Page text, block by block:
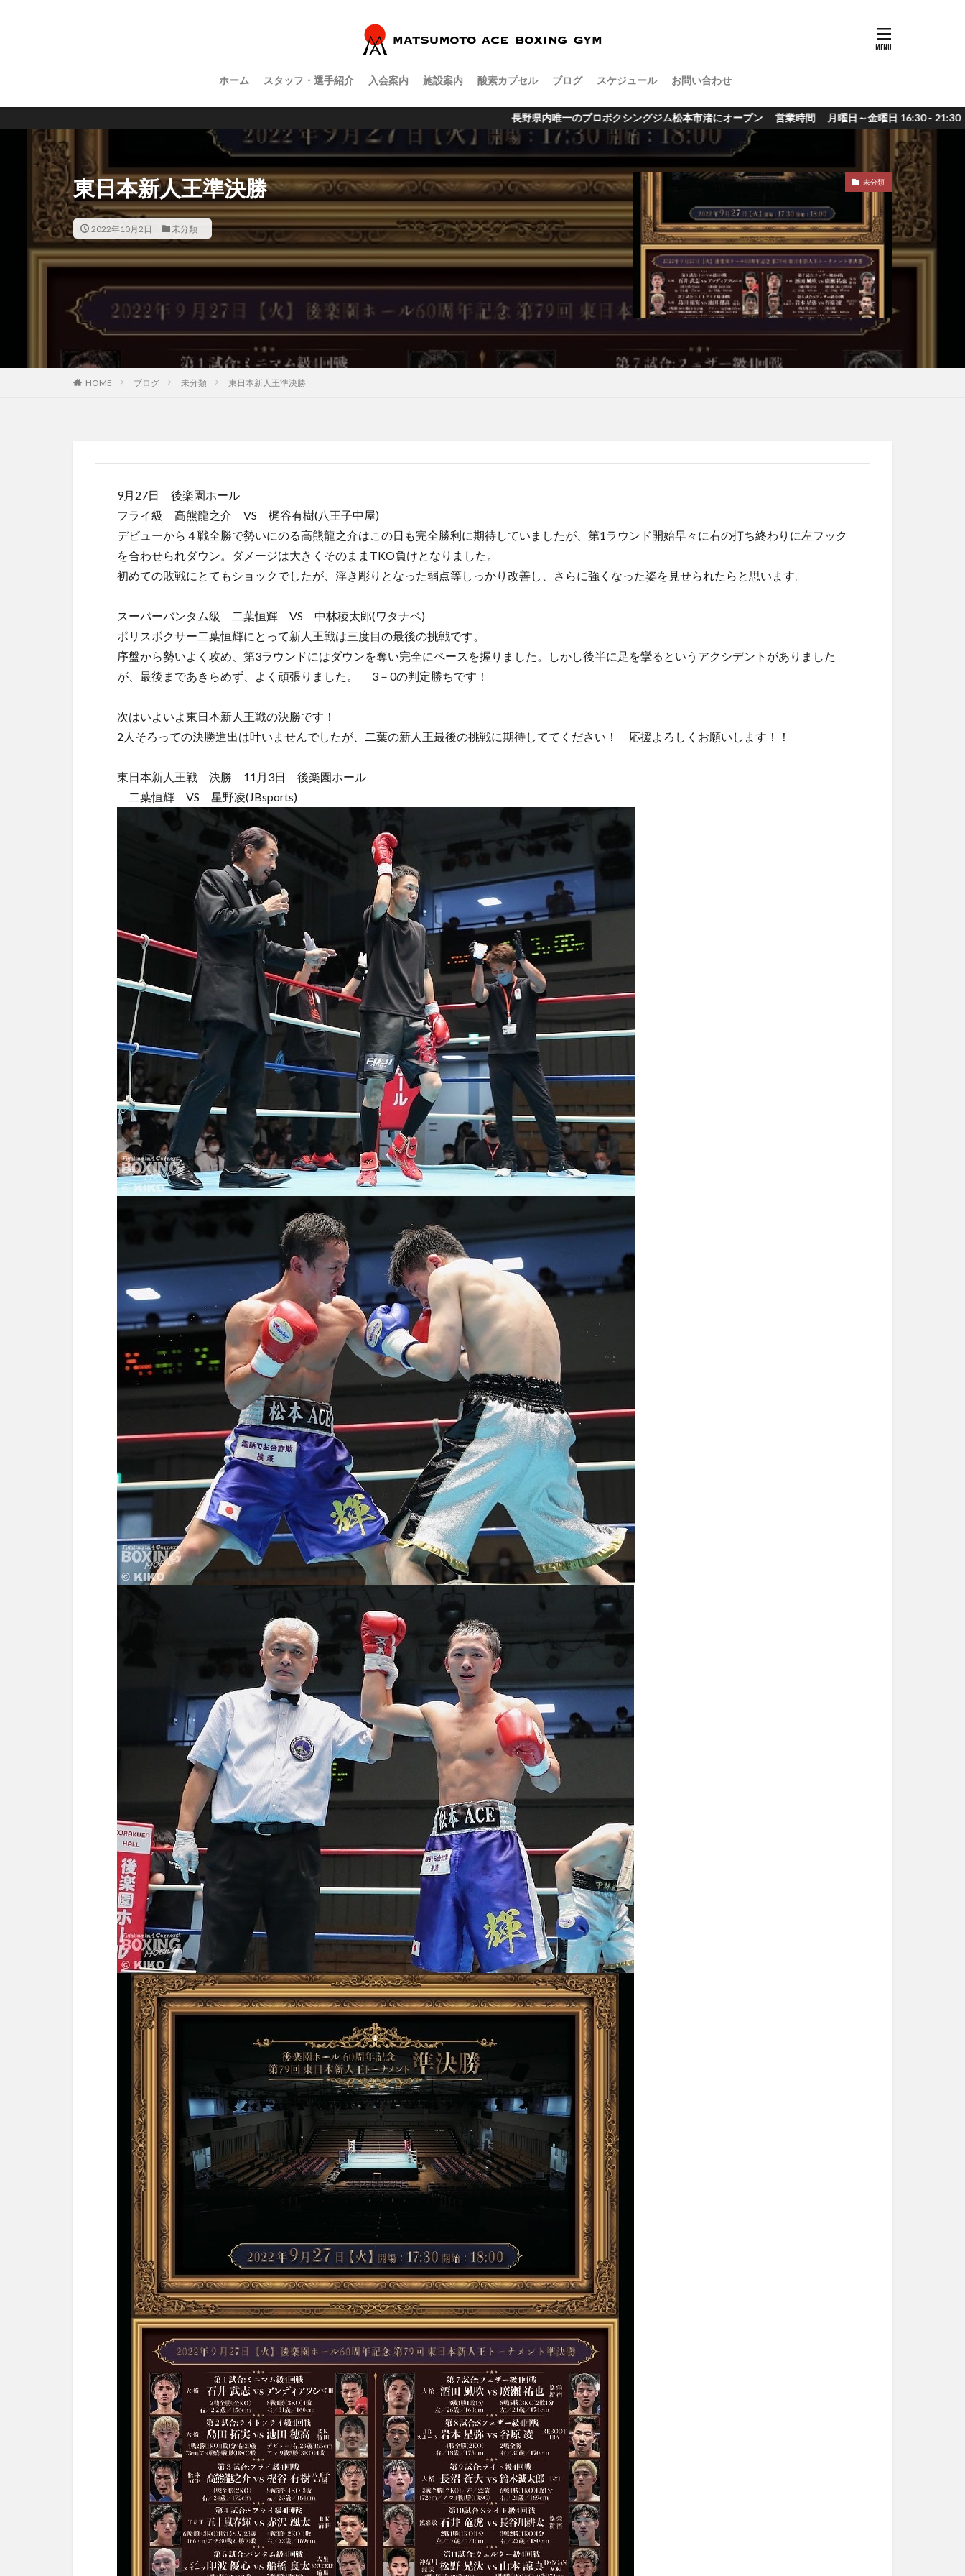
ホーム スタッフ・選手紹介 入会案内 施設案内 酸素カプセル ブログ スケジュール お問い合わせ
長野県内唯一のプロボクシングジム松本市渚にオープン 営業時間 月曜日～金曜日 16:30 - 21:30 土曜日 10:00 - 19:00 日曜日・
東日本新人王準決勝
2022年10月2日 未分類
未分類
HOME ブログ 未分類 東日本新人王準決勝
9月27日 後楽園ホール
フライ級 高熊龍之介 VS 梶谷有樹(八王子中屋)
デビューから４戦全勝で勢いにのる高熊龍之介はこの日も完全勝利に期待していましたが、第1ラウンド開始早々に右の打ち終わりに左フック
を合わせられダウン。ダメージは大きくそのままTKO負けとなりました。
初めての敗戦にとてもショックでしたが、浮き彫りとなった弱点等しっかり改善し、さらに強くなった姿を見せられたらと思います。
スーパーバンタム級 二葉恒輝 VS 中林稜太郎(ワタナベ)
ポリスボクサー二葉恒輝にとって新人王戦は三度目の最後の挑戦です。
序盤から勢いよく攻め、第3ラウンドにはダウンを奪い完全にペースを握りました。しかし後半に足を攣るというアクシデントがありました
が、最後まであきらめず、よく頑張りました。 3－0の判定勝ちです！
次はいよいよ東日本新人王戦の決勝です！
2人そろっての決勝進出は叶いませんでしたが、二葉の新人王最後の挑戦に期待しててください！ 応援よろしくお願いします！！
東日本新人王戦 決勝 11月3日 後楽園ホール
二葉恒輝 VS 星野凌(JBsports)